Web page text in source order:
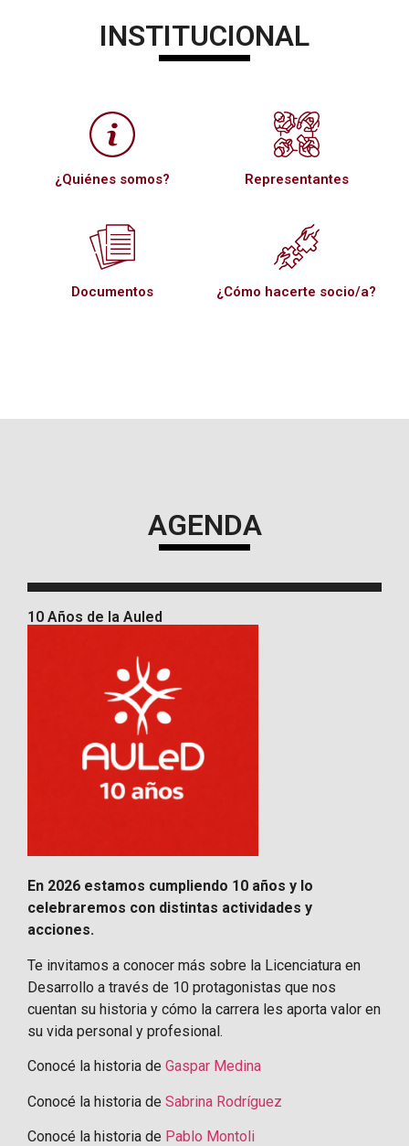
INSTITUCIONAL
¿Quiénes somos? Representantes
Documentos ¿Cómo hacerte socio/a?
AGENDA
10 Años de la Auled
En 2026 estamos cumpliendo 10 años y lo
celebraremos con distintas actividades y
acciones.
Te invitamos a conocer más sobre la Licenciatura en
Desarrollo a través de 10 protagonistas que nos
cuentan su historia y cómo la carrera les aporta valor en
su vida personal y profesional.
Conocé la historia de Gaspar Medina
Conocé la historia de Sabrina Rodríguez
Conocé la historia de Pablo Montoli